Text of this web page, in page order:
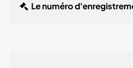
Le numéro